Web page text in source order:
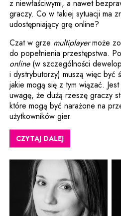
z niewłaściwymi, a nawet
graczy. Co w takiej sytuacji ma
udostępniający grę online?
Czat w grze multiplayermoże
do popełnienia przestępstwa.
online(w szczególności
i dystrybutorzy) muszą więc być
jakie mogą się z tym wiązać.
uwagę, że dużą rzeszę graczy
które mogą być narażone na
użytkowników gier.
CZYTAJ DALEJ